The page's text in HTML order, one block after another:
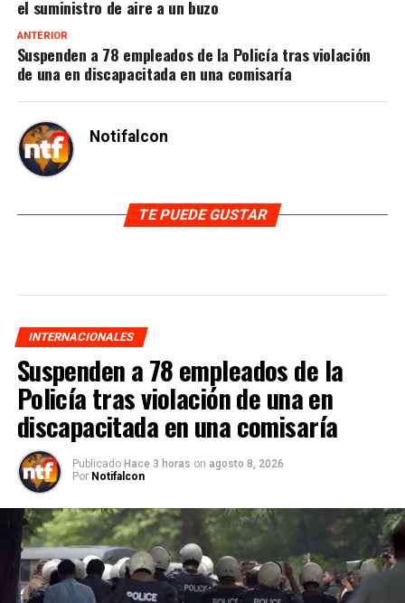
el suministro de aire a un buzo
ANTERIOR
Suspenden a 78 empleados de la Policía tras violación
de una en discapacitada en una comisaría
Notifalcon
TE PUEDE GUSTAR
INTERNACIONALES
Suspenden a 78 empleados de la
Policía tras violación de una en
discapacitada en una comisaría
Publicado Hace 3 horas on agosto 8, 2026
Por Notifalcon